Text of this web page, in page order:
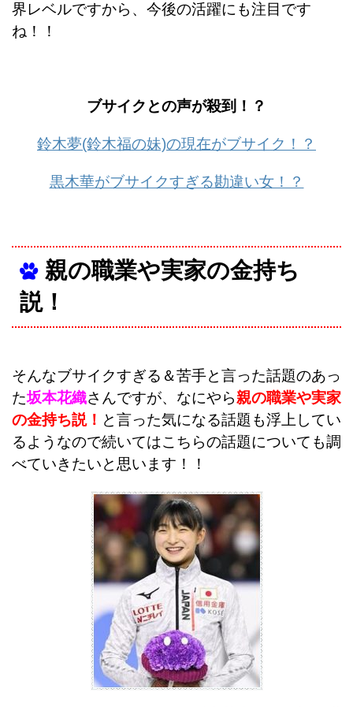
界レベルですから、今後の活躍にも注目です
ね！！
ブサイクとの声が殺到！？
鈴木夢(鈴木福の妹)の現在がブサイク！？
黒木華がブサイクすぎる勘違い女！？
親の職業や実家の金持ち
説！
そんなブサイクすぎる＆苦手と言った話題のあっ
た坂本花織さんですが、なにやら親の職業や実家
の金持ち説！ と言った気になる話題も浮上してい
るようなので続いてはこちらの話題についても調
べていきたいと思います！！